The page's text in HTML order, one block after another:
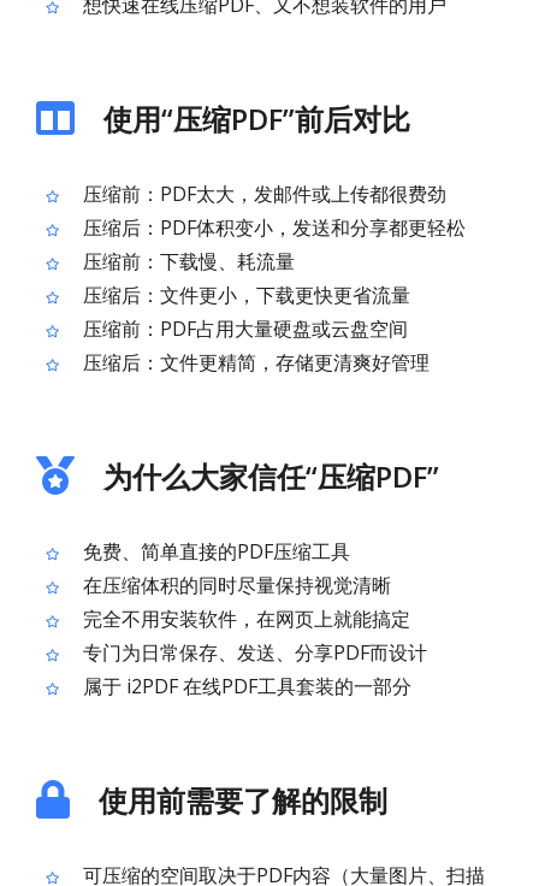
使用“压缩PDF”前后对比
压缩前：PDF太大，发邮件或上传都很费劲
压缩后：PDF体积变小，发送和分享都更轻松
压缩前：下载慢、耗流量
压缩后：文件更小，下载更快更省流量
压缩前：PDF占用大量硬盘或云盘空间
压缩后：文件更精简，存储更清爽好管理
为什么大家信任“压缩PDF”
免费、简单直接的PDF压缩工具
在压缩体积的同时尽量保持视觉清晰
完全不用安装软件，在网页上就能搞定
专门为日常保存、发送、分享PDF而设计
属于 i2PDF 在线PDF工具套装的一部分
使用前需要了解的限制
可压缩的空间取决于PDF内容（大量图片、扫描